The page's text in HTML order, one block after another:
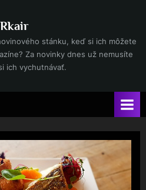
Rkair
stánku, keď si ich môžete
Za novinky dnes už nemusíte
ich vychutnávať.